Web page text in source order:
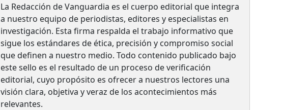
La Redacción de Vanguardia es el cuerpo editorial que integra
a nuestro equipo de periodistas, editores y especialistas en
investigación. Esta firma respalda el trabajo informativo que
sigue los estándares de ética, precisión y compromiso social
que definen a nuestro medio. Todo contenido publicado bajo
este sello es el resultado de un proceso de verificación
editorial, cuyo propósito es ofrecer a nuestros lectores una
visión clara, objetiva y veraz de los acontecimientos más
relevantes.